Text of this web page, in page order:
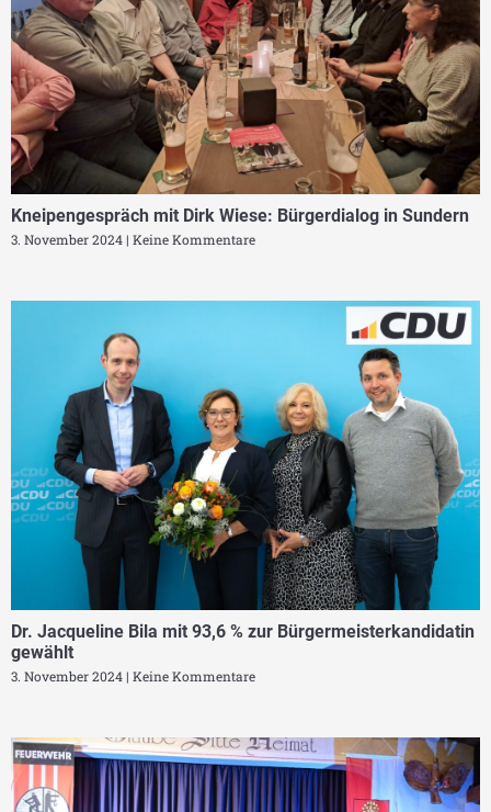
Kneipengespräch mit Dirk Wiese: Bürgerdialog in Sundern
3. November 2024 Keine Kommentare
Dr. Jacqueline Bila mit 93,6 % zur Bürgermeisterkandidatin
gewählt
3. November 2024 Keine Kommentare